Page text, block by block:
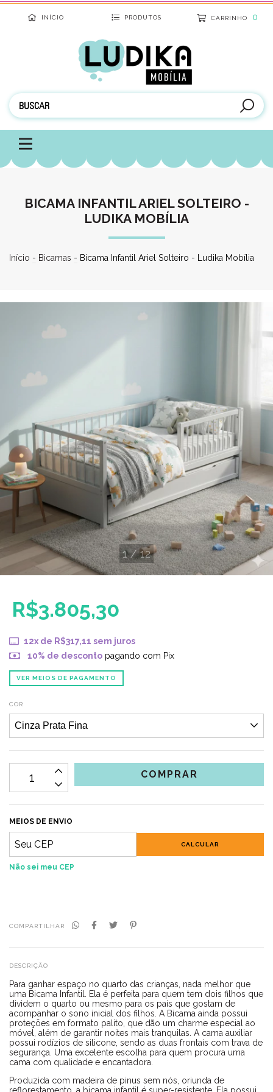
INÍCIO PRODUTOS CARRINHO 0
BICAMA INFANTIL ARIEL SOLTEIRO -
LUDIKA MOBÍLIA
Início - Bicamas - Bicama Infantil Ariel Solteiro - Ludika Mobília
1/12
R$3.805,30
12x de R$317,11 sem juros
10% de descontopagando com Pix
VER MEIOS DE PAGAMENTO
COR
MEIOS DE ENVIO
CALCULAR
Não sei meu CEP
COMPARTILHAR
DESCRIÇÃO
Para ganhar espaço no quarto das crianças, nada melhor que
uma Bicama Infantil. Ela é perfeita para quem tem dois filhos que
dividem o quarto ou mesmo para os pais que gostam de
acompanhar o sono inicial dos filhos. A Bicama ainda possui
proteções em formato palito, que dão um charme especial ao
móvel, além de garantir noites mais tranquilas. A cama auxiliar
possui rodízios de silicone, sendo as duas frontais com trava de
segurança. Uma excelente escolha para quem procura uma
cama com qualidade e encantadora.
Produzida com madeira de pinus sem nós, oriunda de